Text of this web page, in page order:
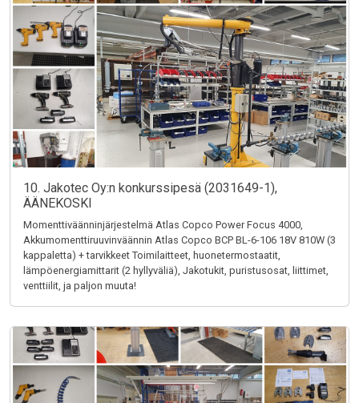
10. Jakotec Oy:n konkurssipesä (2031649-1),
ÄÄNEKOSKI
Momenttiväänninjärjestelmä Atlas Copco Power Focus 4000,
Akkumomenttiruuvinväännin Atlas Copco BCP BL-6-106 18V 810W (3
kappaletta) + tarvikkeet Toimilaitteet, huonetermostaatit,
lämpöenergiamittarit (2 hyllyväliä), Jakotukit, puristusosat, liittimet,
venttiilit, ja paljon muuta!